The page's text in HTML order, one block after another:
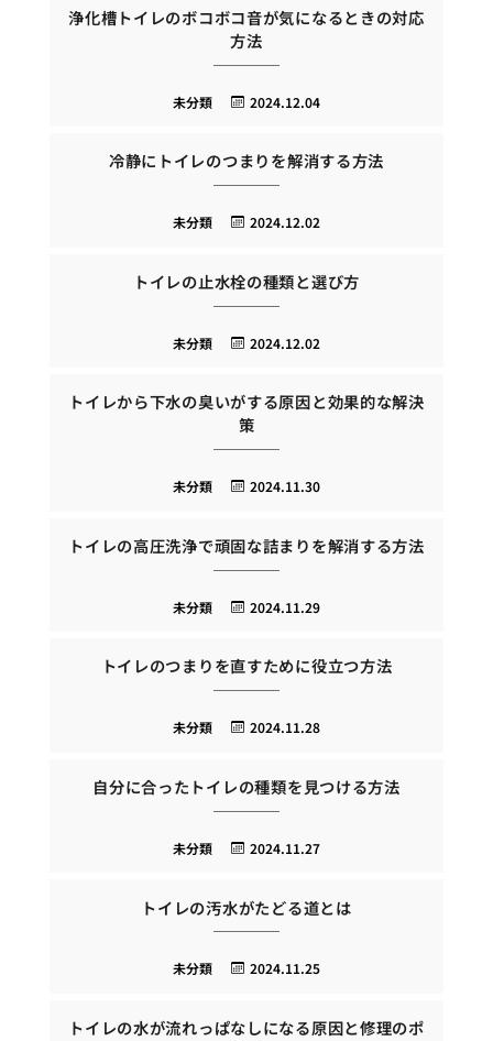
浄化槽トイレのボコボコ音が気になるときの対応
方法
2024.12.04
未分類
冷静にトイレのつまりを解消する方法
2024.12.02
未分類
トイレの止水栓の種類と選び方
2024.12.02
未分類
トイレから下水の臭いがする原因と効果的な解決
策
2024.11.30
未分類
トイレの高圧洗浄で頑固な詰まりを解消する方法
2024.11.29
未分類
トイレのつまりを直すために役立つ方法
2024.11.28
未分類
自分に合ったトイレの種類を見つける方法
2024.11.27
未分類
トイレの汚水がたどる道とは
2024.11.25
未分類
トイレの水が流れっぱなしになる原因と修理のポ